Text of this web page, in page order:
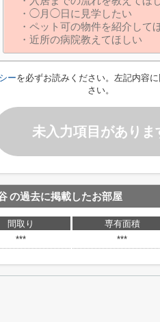
ーを必ずお読みください。左記内容
さい。
未入力項目がありま
の過去に掲載したお部屋
間取り 専有面積
*** ***